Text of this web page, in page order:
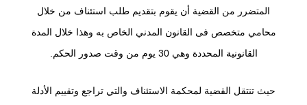
المتضرر من القضية أن يقوم بتقديم طلب استئناف من خلال
محامي متخصص فى القانون المدني الخاص به وهذا خلال المدة
القانونية المحددة وهي 30 يوم من وقت صدور الحكم.
حيث تنتقل القضية لمحكمة الاستئناف والتي تراجع وتقييم الأدلة